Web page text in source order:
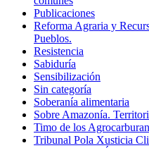
Publicaciones
Reforma Agraria y
Pueblos.
Resistencia
Sabiduría
Sensibilización
Sin categoría
Soberanía alimentaria
Sobre Amazonía.
Timo de los
Tribunal Pola Xusticia